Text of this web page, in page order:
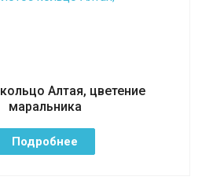
Алтая, цветение
маральника
Подробнее